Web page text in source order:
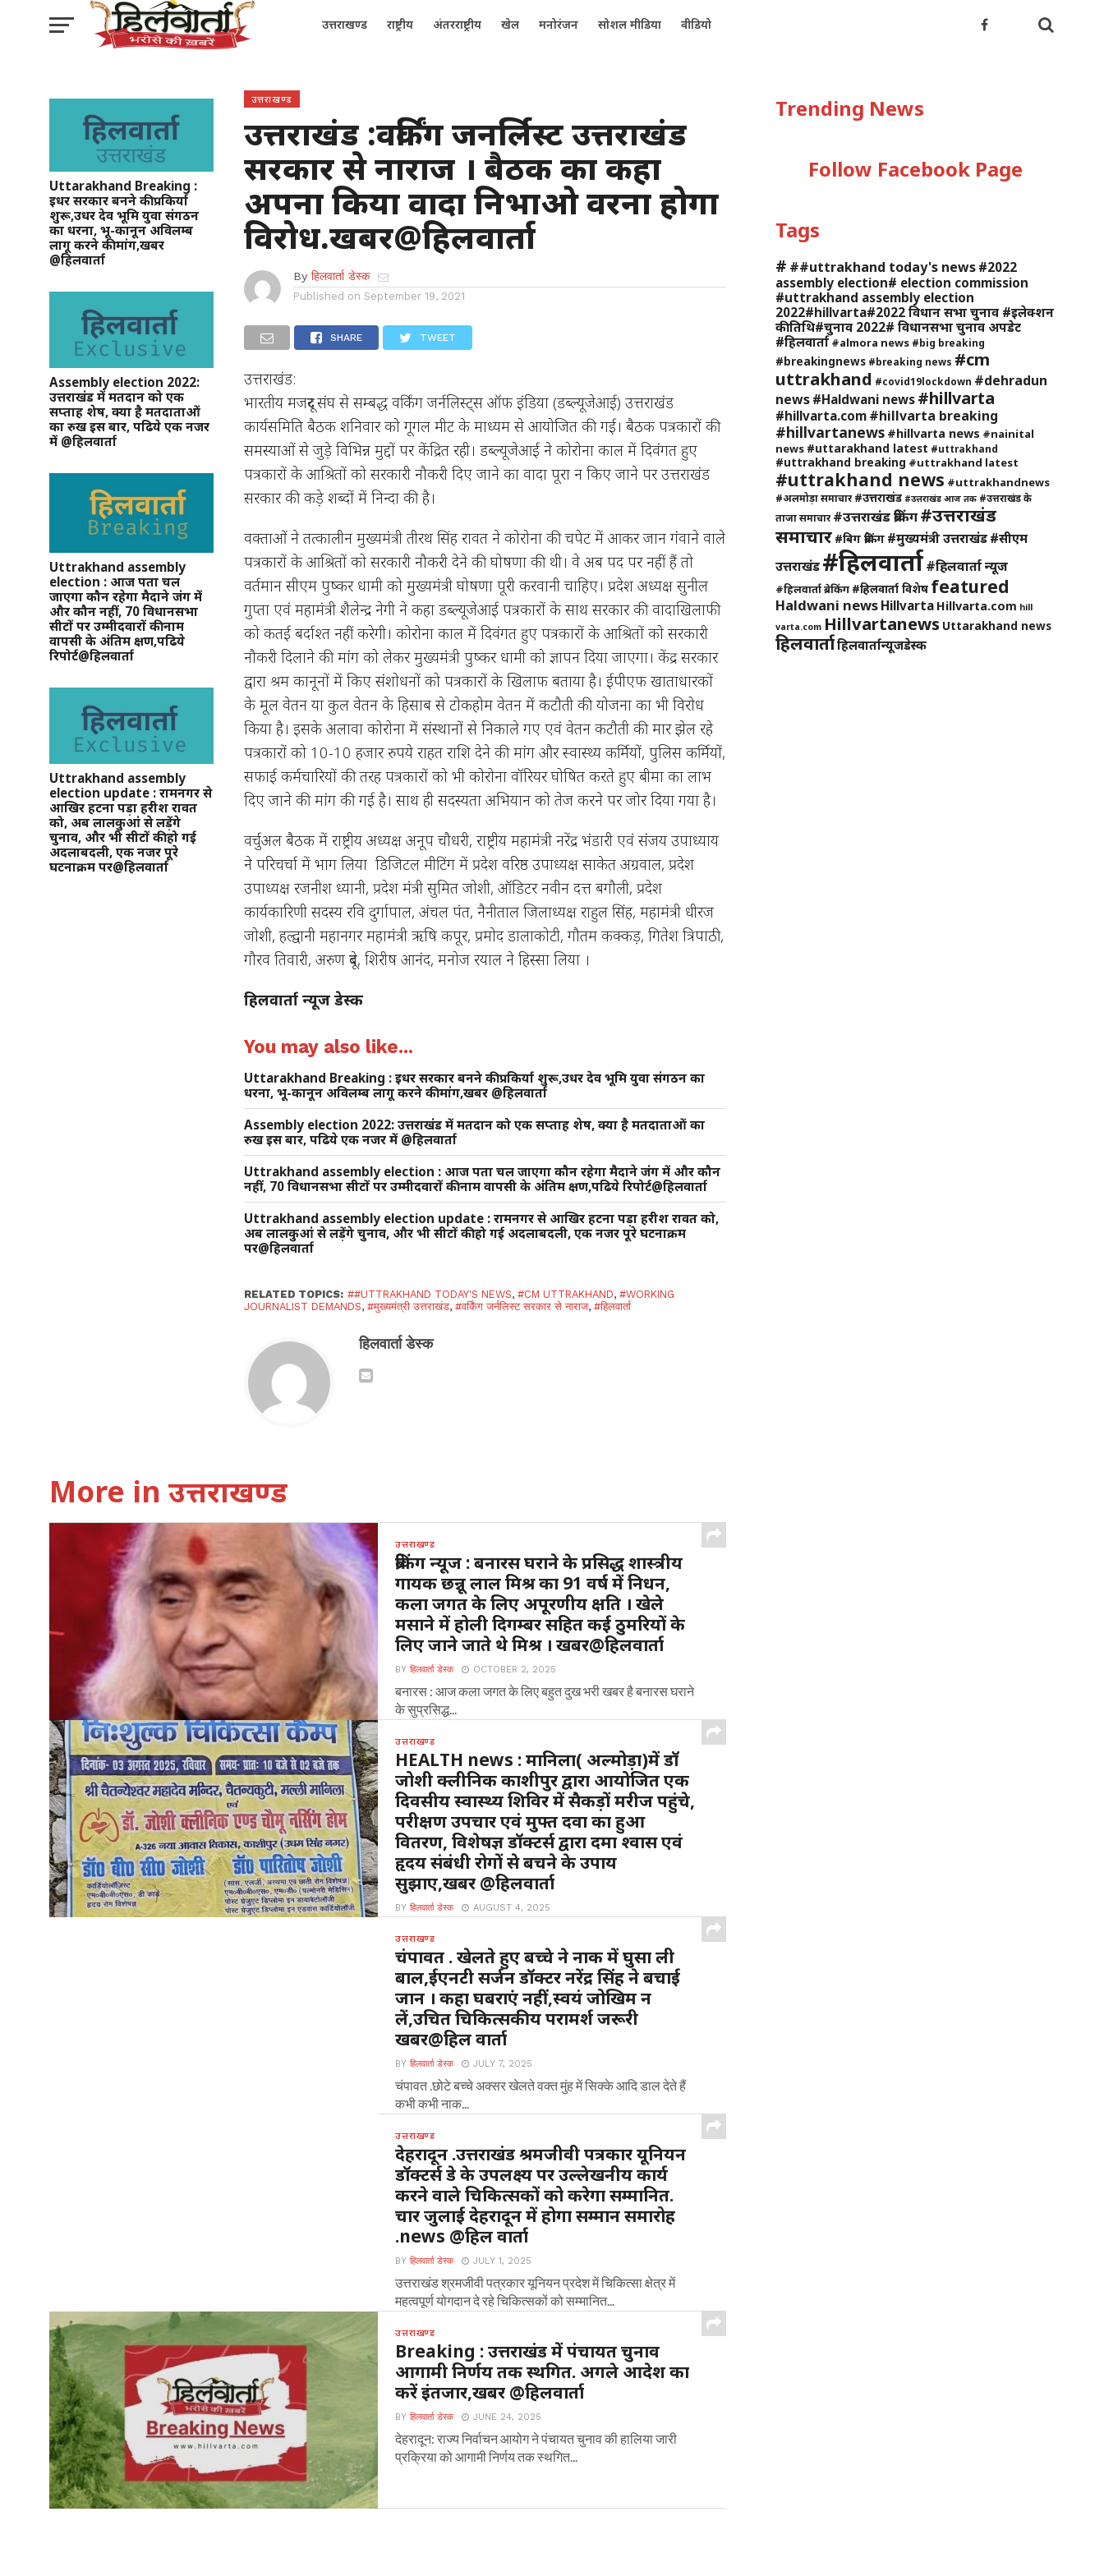
उत्तराखण्ड राष्ट्रीय अंतरराष्ट्रीय खेल मनोरंजन सोशल मीडिया वीडियो
Uttarakhand Breaking :
इधर सरकार बनने की प्रकिर्या
शुरू,उधर देव भूमि युवा संगठन
का धरना, भू-कानून अविलम्ब
लागू करने की मांग,खबर
@हिलवार्ता
Assembly election 2022:
उत्तराखंड में मतदान को एक
सप्ताह शेष, क्या है मतदाताओं
का रुख इस बार, पढिये एक नजर
में @हिलवार्ता
Uttrakhand assembly
election : आज पता चल
जाएगा कौन रहेगा मैदाने जंग में
और कौन नहीं, 70 विधानसभा
सीटों पर उम्मीदवारों की नाम
वापसी के अंतिम क्षण,पढिये
रिपोर्ट@हिलवार्ता
Uttrakhand assembly
election update : रामनगर से
आखिर हटना पड़ा हरीश रावत
को, अब लालकुआं से लड़ेंगे
चुनाव, और भी सीटों की हो गई
अदलाबदली, एक नजर पूरे
घटनाक्रम पर@हिलवार्ता
उत्तराखण्ड
उत्तराखंड :वर्किंग जनर्लिस्ट उत्तराखंड
सरकार से नाराज । बैठक का कहा
अपना किया वादा निभाओ वरना होगा
विरोध.खबर@हिलवार्ता
By हिलवार्ता डेस्क
Published on September 19, 2021
SHARE TWEET
उत्तराखंड:
भारतीय मजदूर संघ से सम्बद्ध वर्किंग जर्नलिस्ट्स ऑफ इंडिया (डब्ल्यूजेआई) उत्तराखंड
कार्यसमिति बैठक शनिवार को गूगल मीट के माध्यम से आयोजित की गई। बैठक पत्रकारों की
समस्याओं से जुड़े विभिन्न मुद्दों पर केंद्रित रही। डब्ल्यूजेआई ने कोरोना काल में दिवंगत हुए
पत्रकारों के आश्रितों को सरकारी नौकरी दिए जाने का वादा पूरा न किए जाने पर उत्तराखंड
सरकार की कड़े शब्दों में निन्दा की है।
वक्ताओं ने तत्कालीन मुख्यमंत्री तीरथ सिंह रावत ने कोरोना की चपेट में आकर जान गंवाने वाले
पत्रकारों के आश्रितों को सरकारी नौकरी देने की घोषणा की थी। वे अब पद पर नहीं हैं तो
वर्तमान सीएम पुष्कर धामी को मुख्यमंत्री घोषणा पूरी करवानी चाहिए। प्रदेश अध्यक्ष सुनील
गुप्ता एवं महामंत्री शैलेन्द्र नेगी ने कहा डब्ल्यूजेआई पत्रकारों के साथ सरकार की वादाखिलाफी
को कतई बर्दाश्त नहीं करेगी। कोरोना काल में दिवंगत हुए पत्रकारों के आश्रितों को सरकारी
नौकरी दिलाने की मांग को लेकर मुख्यमंत्री पुष्कर धामी को ज्ञापन दिया जाएगा। केंद्र सरकार
द्वारा श्रम कानूनों में किए संशोधनों को पत्रकारों के खिलाफ बताया है। ईपीएफ खाताधारकों
के मूल वेतन या कुल वेतन के हिसाब से टोकहोम वेतन में कटौती की योजना का भी विरोध
किया है। इसके अलावा कोरोना में संस्थानों से निकाले गए एवं वेतन कटौती की मार झेल रहे
पत्रकारों को 10-10 हजार रुपये राहत राशि देने की मांग और स्वास्थ्य कर्मियों, पुलिस कर्मियों,
सफाई कर्मचारियों की तरह पत्रकारों को भी कोरोना वॉरियर घोषित करते हुए बीमा का लाभ
दिए जाने की मांग की गई है। साथ ही सदस्यता अभियान को तेज करने पर जोर दिया गया है।
वर्चुअल बैठक में राष्ट्रीय अध्यक्ष अनूप चौधरी, राष्ट्रीय महामंत्री नरेंद्र भंडारी एवं संजय उपाध्याय
ने परिचर्चा में भाग लिया डिजिटल मीटिंग में प्रदेश वरिष्ठ उपाध्यक्ष साकेत अग्रवाल, प्रदेश
उपाध्यक्ष रजनीश ध्यानी, प्रदेश मंत्री सुमित जोशी, ऑडिटर नवीन दत्त बगौली, प्रदेश
कार्यकारिणी सदस्य रवि दुर्गापाल, अंचल पंत, नैनीताल जिलाध्यक्ष राहुल सिंह, महामंत्री धीरज
जोशी, हल्द्वानी महानगर महामंत्री ऋषि कपूर, प्रमोद डालाकोटी, गौतम कक्कड़, गितेश त्रिपाठी,
गौरव तिवारी, अरुण दूबे, शिरीष आनंद, मनोज रयाल ने हिस्सा लिया ।
हिलवार्ता न्यूज डेस्क
You may also like...
Uttarakhand Breaking : इधर सरकार बनने की प्रकिर्या शुरू,उधर देव भूमि युवा संगठन का
धरना, भू-कानून अविलम्ब लागू करने की मांग,खबर @हिलवार्ता
Assembly election 2022: उत्तराखंड में मतदान को एक सप्ताह शेष, क्या है मतदाताओं का
रुख इस बार, पढिये एक नजर में @हिलवार्ता
Uttrakhand assembly election : आज पता चल जाएगा कौन रहेगा मैदाने जंग में और कौन
नहीं, 70 विधानसभा सीटों पर उम्मीदवारों की नाम वापसी के अंतिम क्षण,पढिये रिपोर्ट@हिलवार्ता
Uttrakhand assembly election update : रामनगर से आखिर हटना पड़ा हरीश रावत को,
अब लालकुआं से लड़ेंगे चुनाव, और भी सीटों की हो गई अदलाबदली, एक नजर पूरे घटनाक्रम
पर@हिलवार्ता
RELATED TOPICS: ##UTTRAKHAND TODAY'S NEWS,#CM UTTRAKHAND,#WORKING
JOURNALIST DEMANDS,#मुख्यमंत्री उत्तराखंड,#वर्किंग जर्नलिस्ट सरकार से नाराज,#हिलवार्ता
हिलवार्ता डेस्क
More in उत्तराखण्ड
उत्तराखण्ड
ब्रेकिंग न्यूज : बनारस घराने के प्रसिद्ध शास्त्रीय
गायक छन्नू लाल मिश्र का 91 वर्ष में निधन,
कला जगत के लिए अपूरणीय क्षति । खेले
मसाने में होली दिगम्बर सहित कई ठुमरियों के
लिए जाने जाते थे मिश्र । खबर@हिलवार्ता
BYहिलवार्ता डेस्क OCTOBER 2, 2025
बनारस : आज कला जगत के लिए बहुत दुख भरी खबर है बनारस घराने
के सुप्रसिद्ध...
उत्तराखण्ड
HEALTH news : मानिला( अल्मोड़ा)में डॉ
जोशी क्लीनिक काशीपुर द्वारा आयोजित एक
दिवसीय स्वास्थ्य शिविर में सैकड़ों मरीज पहुंचे,
परीक्षण उपचार एवं मुफ्त दवा का हुआ
वितरण, विशेषज्ञ डॉक्टर्स द्वारा दमा श्वास एवं
हृदय संबंधी रोगों से बचने के उपाय
सुझाए,खबर @हिलवार्ता
BYहिलवार्ता डेस्क AUGUST 4, 2025
अगस्त 2025 रविवार ,चौमू नर्सिंग...
उत्तराखण्ड
चंपावत . खेलते हुए बच्चे ने नाक में घुसा ली
बाल,ईएनटी सर्जन डॉक्टर नरेंद्र सिंह ने बचाई
जान । कहा घबराएं नहीं,स्वयं जोखिम न
लें,उचित चिकित्सकीय परामर्श जरूरी
खबर@हिल वार्ता
BYहिलवार्ता डेस्क JULY 7, 2025
चंपावत .छोटे बच्चे अक्सर खेलते वक्त मुंह में सिक्के आदि डाल देते हैं
कभी कभी नाक...
उत्तराखण्ड
देहरादून .उत्तराखंड श्रमजीवी पत्रकार यूनियन
डॉक्टर्स डे के उपलक्ष्य पर उल्लेखनीय कार्य
करने वाले चिकित्सकों को करेगा सम्मानित.
चार जुलाई देहरादून में होगा सम्मान समारोह
.news @हिल वार्ता
BYहिलवार्ता डेस्क JULY 1, 2025
उत्तराखंड श्रमजीवी पत्रकार यूनियन प्रदेश में चिकित्सा क्षेत्र में
महत्वपूर्ण योगदान दे रहे चिकित्सकों को सम्मानित...
उत्तराखण्ड
Breaking : उत्तराखंड में पंचायत चुनाव
आगामी निर्णय तक स्थगित. अगले आदेश का
करें इंतजार,खबर @हिलवार्ता
BYहिलवार्ता डेस्क JUNE 24, 2025
देहरादून: राज्य निर्वाचन आयोग ने पंचायत चुनाव की हालिया जारी
प्रक्रिया को आगामी निर्णय तक स्थगित...
Trending News
Follow Facebook Page
Tags
# ##uttrakhand today's news #2022
assembly election# election commission
#uttrakhand assembly election
2022#hillvarta#2022 विधान सभा चुनाव #इलेक्शन
की तिथि#चुनाव 2022# विधानसभा चुनाव अपडेट
#हिलवार्ता #almora news #big breaking
#breakingnews #breaking news #cm
uttrakhand #covid19lockdown #dehradun
news #Haldwani news #hillvarta
#hillvarta.com #hillvarta breaking
#hillvartanews #hillvarta news #nainital
news #uttarakhand latest #uttrakhand
#uttrakhand breaking #uttrakhand latest
#uttrakhand news #uttrakhandnews
#अलमोड़ा समाचार #उत्तराखंड #उत्तराखंड आज तक #उत्तराखंड के
ताजा समाचार #उत्तराखंड ब्रेकिंग#उत्तराखंड
समाचार #बिग ब्रेकिंग #मुख्यमंत्री उत्तराखंड #सीएम
उत्तराखंड #हिलवार्ता#हिलवार्ता न्यूज
#हिलवार्ता ब्रेकिंग #हिलवार्ता विशेष featured
Haldwani news Hillvarta Hillvarta.com hill
varta.com Hillvartanews Uttarakhand news
हिलवार्ताहिलवार्तान्यूजडेस्क